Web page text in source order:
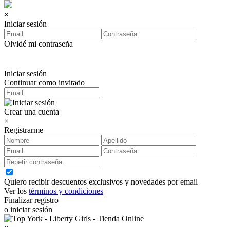
×
Iniciar sesión
Olvidé mi contraseña
Iniciar sesión
Continuar como invitado
Crear una cuenta
×
Registrarme
Quiero recibir descuentos exclusivos y novedades por email
Ver los términos y condiciones
Finalizar registro
o iniciar sesión